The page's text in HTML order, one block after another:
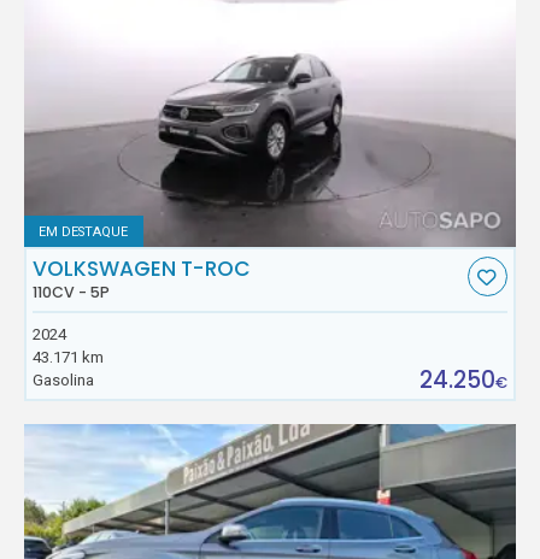
EM DESTAQUE
VOLKSWAGEN T-ROC
110CV - 5P
2024
43.171 km
Gasolina
24.250€